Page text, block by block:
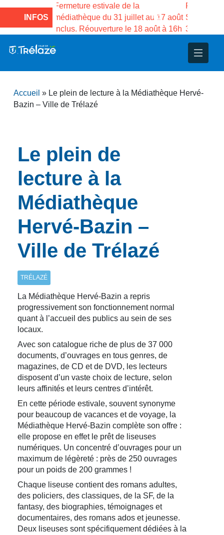
INFOS
de la
31 juillet au 17 août
le 18 août à 16h
Fermeture estivale de la Maison des
Services publics Vasco de Gama du
3 au 21 août
et d’animations
Projets
– Jumelage
Accueil » Le plein de lecture à la Médiathèque Hervé-
Bazin – Ville de Trélazé
Le plein de
lecture à la
Médiathèque
Hervé-Bazin –
Ville de Trélazé
TRÉLAZÉ
La Médiathèque Hervé-Bazin a repris
progressivement son fonctionnement normal
quant à l’accueil des publics au sein de ses
locaux.
Avec son catalogue riche de plus de 37 000
documents, d’ouvrages en tous genres, de
magazines, de CD et de DVD, les lecteurs
disposent d’un vaste choix de lecture, selon
leurs affinités et leurs centres d’intérêt.
En cette période estivale, souvent synonyme
pour beaucoup de vacances et de voyage, la
Médiathèque Hervé-Bazin complète son offre :
elle propose en effet le prêt de liseuses
numériques. Un concentré d’ouvrages pour un
maximum de légèreté : près de 250 ouvrages
pour un poids de 200 grammes !
Chaque liseuse contient des romans adultes,
des policiers, des classiques, de la SF, de la
fantasy, des biographies, témoignages et
documentaires, des romans ados et jeunesse.
Deux liseuses sont spécifiquement dédiées à la